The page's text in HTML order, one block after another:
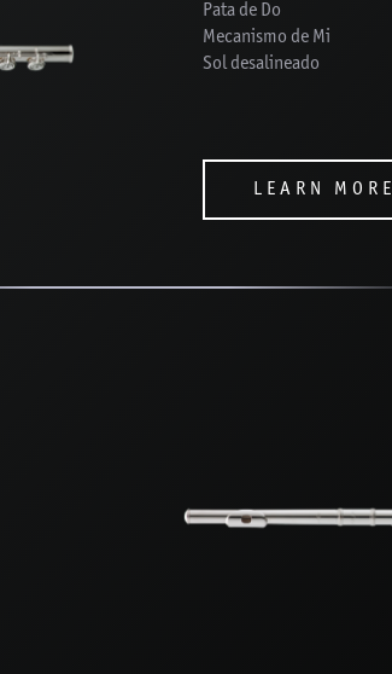
Pata de Do
Mecanismo de Mi
Sol desalineado
LEARN MORE